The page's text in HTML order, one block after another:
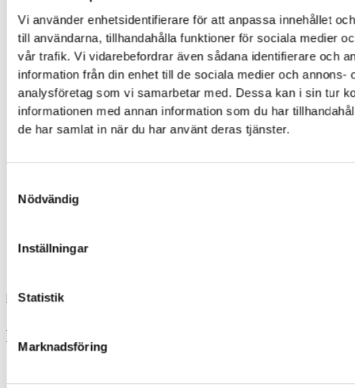
Vi använder enhetsidentifierare för att anpassa innehållet
till användarna, tillhandahålla funktioner för sociala medier
vår trafik. Vi vidarebefordrar även sådana identifierare och
information från din enhet till de sociala medier och annons-
analysföretag som vi samarbetar med. Dessa kan i sin tur
informationen med annan information som du har
de har samlat in när du har använt deras tjänster.
Nödvändig
Inställningar
Statistik
Marknadsföring
ip
iph
xia
xiaomi
skrivare
Load More